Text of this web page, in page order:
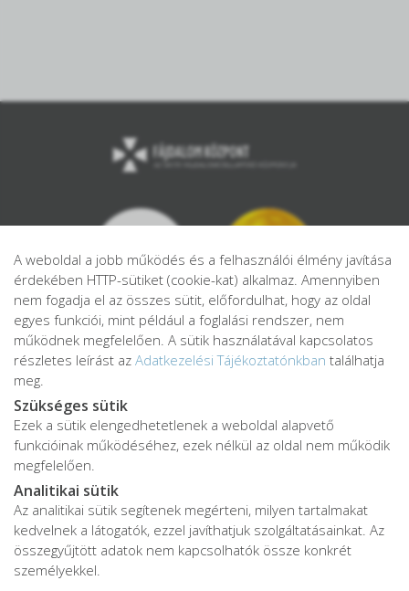
Adatkezelési tájékoztató
Adatvédelmi tájékoztató
Impresszum
Karrier
A weboldal a jobb működés és a felhasználói élmény javítása
érdekében HTTP-sütiket (cookie-kat) alkalmaz. Amennyiben
nem fogadja el az összes sütit, előfordulhat, hogy az oldal
egyes funkciói, mint például a foglalási rendszer, nem
működnek megfelelően. A sütik használatával kapcsolatos
részletes leírást az Adatkezelési Tájékoztatónkban találhatja
meg.
Szükséges sütik
Ezek a sütik elengedhetetlenek a weboldal alapvető
funkcióinak működéséhez, ezek nélkül az oldal nem működik
megfelelően.
Analitikai sütik
Az analitikai sütik segítenek megérteni, milyen tartalmakat
kedvelnek a látogatók, ezzel javíthatjuk szolgáltatásainkat. Az
összegyűjtött adatok nem kapcsolhatók össze konkrét
személyekkel.